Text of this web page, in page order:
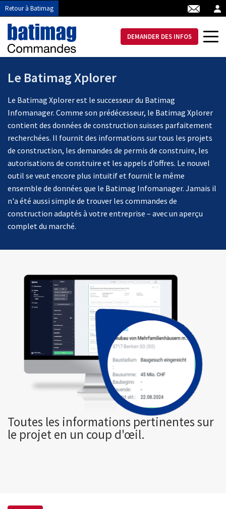
Retour à Batimag
DEMANDER DES INFOS
Le Batimag Xplorer
Le Batimag Xplorer est le successeur du Batimag
Infomanager. Comme son prédécesseur, le Batimag Xplorer
contient des données de construction suisses parfaitement
recherchées. Il fournit des informations sur tous les projets
de construction, les demandes de permis de construire, les
autorisations de construire et les appels d'offres. Le nouvel
outil se veut encore plus intuitif et fournit le même
ensemble de données que le Batimag Infomanager. Jamais il
n'a été aussi simple de trouver les commandes de
construction adaptés à votre entreprise – avec un aperçu
complet du marché.
Toutes les informations pertinentes sur
le projet en un coup d'œil.